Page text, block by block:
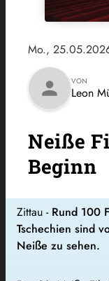
Mo.,
person VON
Leon
Neiße
Beginn
Zittau - Rund 100
Tschechien sind
Neiße zu sehen.